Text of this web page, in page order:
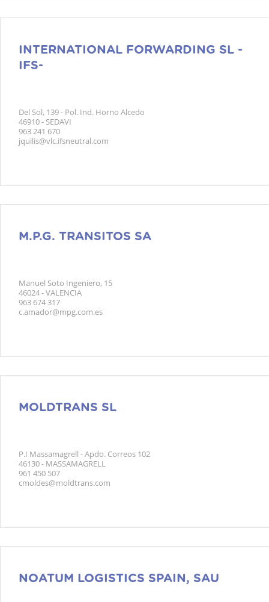
INTERNATIONAL FORWARDING SL -
IFS-
Del Sol, 139 - Pol. Ind. Horno Alcedo
46910 - SEDAVI
963 241 670
jquilis@vlc.ifsneutral.com
M.P.G. TRANSITOS SA
Manuel Soto Ingeniero, 15
46024 - VALENCIA
963 674 317
c.amador@mpg.com.es
MOLDTRANS SL
P.I Massamagrell - Apdo. Correos 102
46130 - MASSAMAGRELL
961 450 507
cmoldes@moldtrans.com
NOATUM LOGISTICS SPAIN, SAU